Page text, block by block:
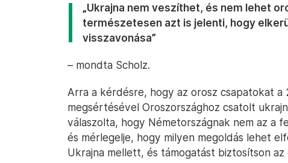
„Ukrajna nem veszíthet, és nem lehet
természetesen azt is jelenti, hogy
visszavonása”
– mondta Scholz.
Arra a kérdésre, hogy az orosz csapatokat a
megsértésével Oroszországhoz csatolt
válaszolta, hogy Németországnak nem az a
és mérlegelje, hogy milyen megoldás lehet
Ukrajna mellett, és támogatást biztosítson az